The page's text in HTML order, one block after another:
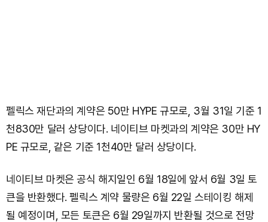
펠릭스 재단과의 계약은 50만 HYPE 규모로, 3월 31일 기준 1
천830만 달러 상당이다. 네이티브 마켓과의 계약은 30만 HY
PE 규모로, 같은 기준 1천40만 달러 상당이다.
네이티브 마켓은 공식 해지일인 6월 18일에 앞서 6월 3일 토
큰을 반환했다. 펠릭스 계약 물량은 6월 22일 스테이킹 해제
될 예정이며, 모든 토큰은 6월 29일까지 반환될 것으로 전망